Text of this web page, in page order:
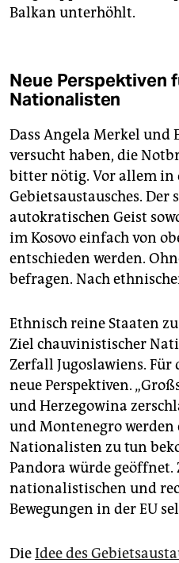
Balkan unterhöhlt.
Neue Perspektiven
Nationalisten
Dass Angela Merkel und
versucht haben, die
bitter nötig. Vor allem in
Gebietsaustausches. Der
autokratischen Geist
im Kosovo einfach von
entschieden werden.
befragen. Nach
Ethnisch reine Staaten
Ziel chauvinistischer
Zerfall Jugoslawiens.
neue Perspektiven.
und Herzegowina
und Montenegro
Nationalisten zu tun
Pandora würde geöffnet.
nationalistischen und
Bewegungen in der EU
DieIdee des